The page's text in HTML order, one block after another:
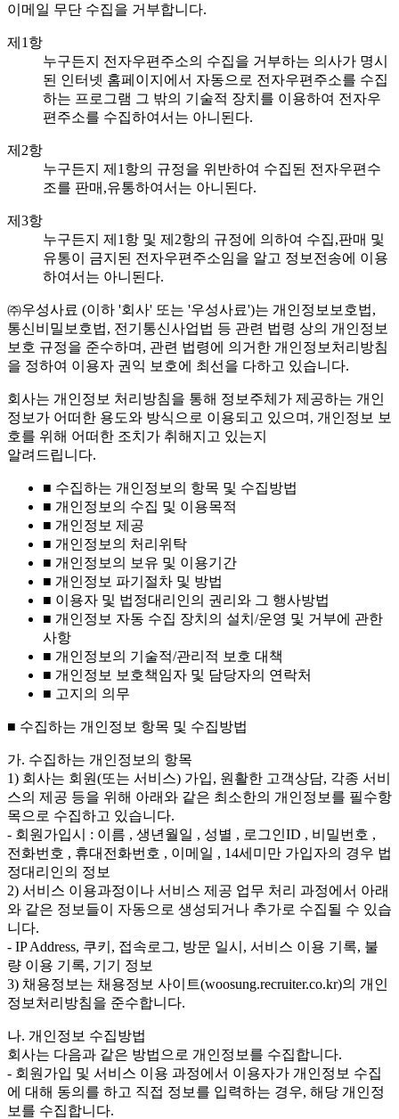
이메일 무단 수집을 거부합니다.
제1항
누구든지 전자우편주소의 수집을 거부하는 의사가 명시
된 인터넷 홈페이지에서 자동으로 전자우편주소를 수집
하는 프로그램 그 밖의 기술적 장치를 이용하여 전자우
편주소를 수집하여서는 아니된다.
제2항
누구든지 제1항의 규정을 위반하여 수집된 전자우편수
조를 판매,유통하여서는 아니된다.
제3항
누구든지 제1항 및 제2항의 규정에 의하여 수집,판매 및
유통이 금지된 전자우편주소임을 알고 정보전송에 이용
하여서는 아니된다.
㈜우성사료 (이하 '회사' 또는 '우성사료')는 개인정보보호법,
통신비밀보호법, 전기통신사업법 등 관련 법령 상의 개인정보
보호 규정을 준수하며, 관련 법령에 의거한 개인정보처리방침
을 정하여 이용자 권익 보호에 최선을 다하고 있습니다.
회사는 개인정보 처리방침을 통해 정보주체가 제공하는 개인
정보가 어떠한 용도와 방식으로 이용되고 있으며, 개인정보 보
호를 위해 어떠한 조치가 취해지고 있는지
알려드립니다.
■ 수집하는 개인정보의 항목 및 수집방법
■ 개인정보의 수집 및 이용목적
■ 개인정보 제공
■ 개인정보의 처리위탁
■ 개인정보의 보유 및 이용기간
■ 개인정보 파기절차 및 방법
■ 이용자 및 법정대리인의 권리와 그 행사방법
■ 개인정보 자동 수집 장치의 설치/운영 및 거부에 관한
사항
■ 개인정보의 기술적/관리적 보호 대책
■ 개인정보 보호책임자 및 담당자의 연락처
■ 고지의 의무
■ 수집하는 개인정보 항목 및 수집방법
가. 수집하는 개인정보의 항목
1) 회사는 회원(또는 서비스) 가입, 원활한 고객상담, 각종 서비
스의 제공 등을 위해 아래와 같은 최소한의 개인정보를 필수항
목으로 수집하고 있습니다.
- 회원가입시 : 이름 , 생년월일 , 성별 , 로그인ID , 비밀번호 ,
전화번호 , 휴대전화번호 , 이메일 , 14세미만 가입자의 경우 법
정대리인의 정보
2) 서비스 이용과정이나 서비스 제공 업무 처리 과정에서 아래
와 같은 정보들이 자동으로 생성되거나 추가로 수집될 수 있습
니다.
- IP Address, 쿠키, 접속로그, 방문 일시, 서비스 이용 기록, 불
량 이용 기록, 기기 정보
3) 채용정보는 채용정보 사이트(woosung.recruiter.co.kr)의 개인
정보처리방침을 준수합니다.
나. 개인정보 수집방법
회사는 다음과 같은 방법으로 개인정보를 수집합니다.
- 회원가입 및 서비스 이용 과정에서 이용자가 개인정보 수집
에 대해 동의를 하고 직접 정보를 입력하는 경우, 해당 개인정
보를 수집합니다.